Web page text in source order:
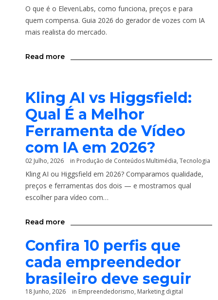
O que é o ElevenLabs, como funciona, preços e para
quem compensa. Guia 2026 do gerador de vozes com IA
mais realista do mercado.
Read more
Kling AI vs Higgsfield:
Qual É a Melhor
Ferramenta de Vídeo
com IA em 2026?
02 Julho, 2026 in Produção de Conteúdos Multimédia, Tecnologia
Kling AI ou Higgsfield em 2026? Comparamos qualidade,
preços e ferramentas dos dois — e mostramos qual
escolher para vídeo com…
Read more
Confira 10 perfis que
cada empreendedor
brasileiro deve seguir
18 Junho, 2026 in Empreendedorismo, Marketing digital